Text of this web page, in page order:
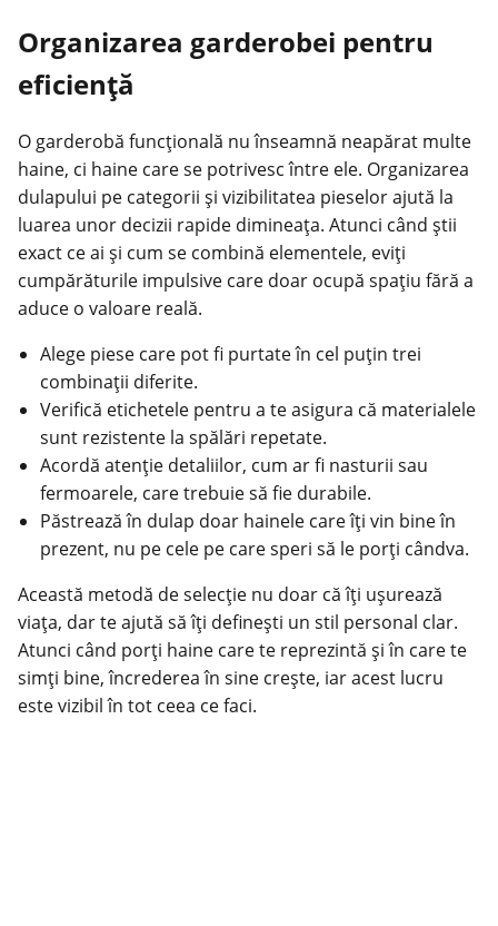
Organizarea garderobei pentru
eficiență
O garderobă funcțională nu înseamnă neapărat multe
haine, ci haine care se potrivesc între ele. Organizarea
dulapului pe categorii și vizibilitatea pieselor ajută la
luarea unor decizii rapide dimineața. Atunci când știi
exact ce ai și cum se combină elementele, eviți
cumpărăturile impulsive care doar ocupă spațiu fără a
aduce o valoare reală.
Alege piese care pot fi purtate în cel puțin trei
combinații diferite.
Verifică etichetele pentru a te asigura că materialele
sunt rezistente la spălări repetate.
Acordă atenție detaliilor, cum ar fi nasturii sau
fermoarele, care trebuie să fie durabile.
Păstrează în dulap doar hainele care îți vin bine în
prezent, nu pe cele pe care speri să le porți cândva.
Această metodă de selecție nu doar că îți ușurează
viața, dar te ajută să îți definești un stil personal clar.
Atunci când porți haine care te reprezintă și în care te
simți bine, încrederea în sine crește, iar acest lucru
este vizibil în tot ceea ce faci.